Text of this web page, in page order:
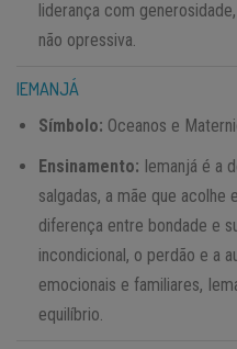
liderança com
não opressiva.
IEMANJÁ
Símbolo: Oceanos e
Ensinamento: Iemanjá é a
salgadas, a mãe que acolhe
diferença entre bondade e
incondicional, o perdão e a
emocionais e familiares,
equilíbrio.